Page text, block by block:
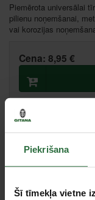
Piekrišana
Šī tīmekļa vietne
Piemērota universālai
pilienu noņemšanai,
vai korozijas
Cena: 8,95 €
Liepāja, Zemnieku
Centrālā noliktava,